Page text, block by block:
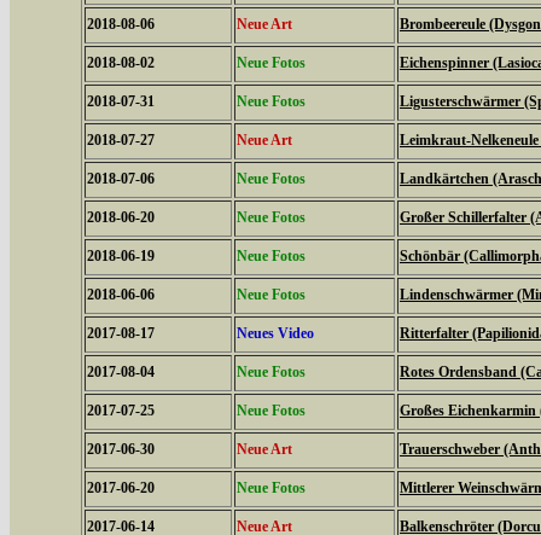
2018-08-06 Neue Art Brombeereule
2018-08-02 Neue Fotos Eichenspinner
2018-07-31 Neue Fotos Ligusterschwärmer
2018-07-27 Neue Art Leimkraut-
2018-07-06 Neue Fotos Landkärtchen
2018-06-20 Neue Fotos Großer Schillerfalter
2018-06-19 Neue Fotos Schönbär
2018-06-06 Neue Fotos Lindenschwärmer
2017-08-17 Neues Video Ritterfalter
2017-08-04 Neue Fotos Rotes Ordensband
2017-07-25 Neue Fotos Großes Eichenkarmin
2017-06-30 Neue Art Trauerschweber
2017-06-20 Neue Fotos Mittlerer
2017-06-14 Neue Art Balkenschröter